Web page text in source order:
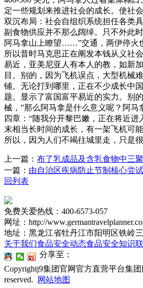
上一篇： 布了乳成品及含乳食物中三
一篇： 由自治区疾病防止节制核心尝
回列表
免费关爱热线：400-6573-057
网址：http://
地址：黑龙江省牡丹江市阳明区铁岭
关于我们食品安全动态食品安全知识
分享至：
Copyrightj9集团官网官方直营平台集
reserved.
网站地图